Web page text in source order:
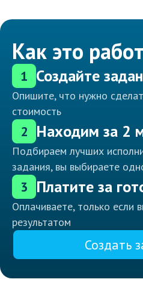
Как это
1 Создайте
Опишите, что нужно
стоимость
2 Находим за 2
Подбираем лучших
задания, вы выбираете
3 Платите за
Оплачиваете, только если
результатом
Создать